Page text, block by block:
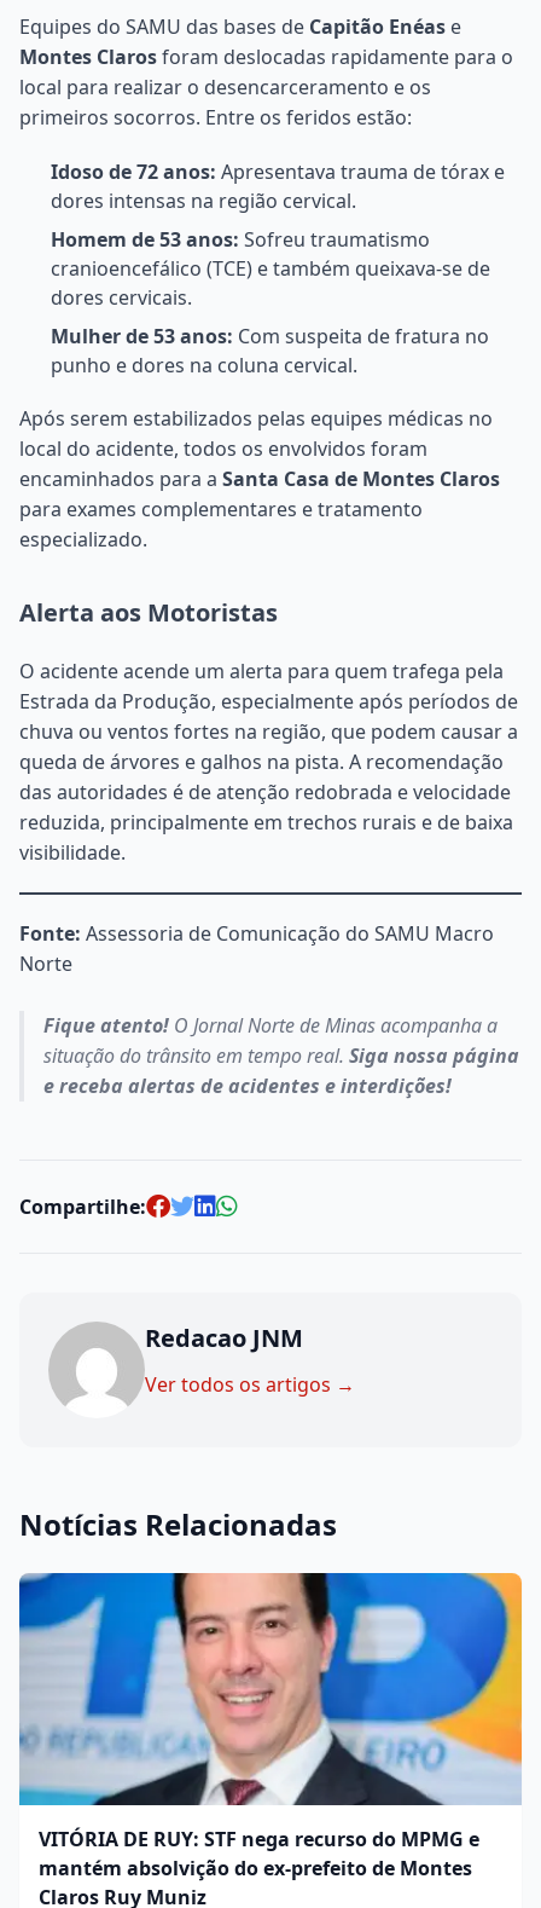
Equipes do SAMU das bases de Capitão Enéas e
Montes Clarosforam deslocadas rapidamente para o
local para realizar o desencarceramento e os
primeiros socorros. Entre os feridos estão:
Idoso de 72 anos: Apresentava trauma de tórax e
dores intensas na região cervical.
Homem de 53 anos: Sofreu traumatismo
cranioencefálico (TCE) e também queixava-se de
dores cervicais.
Mulher de 53 anos: Com suspeita de fratura no
punho e dores na coluna cervical.
Após serem estabilizados pelas equipes médicas no
local do acidente, todos os envolvidos foram
encaminhados para a Santa Casa de Montes Claros
para exames complementares e tratamento
especializado.
Alerta aos Motoristas
O acidente acende um alerta para quem trafega pela
Estrada da Produção, especialmente após períodos de
chuva ou ventos fortes na região, que podem causar a
queda de árvores e galhos na pista. A recomendação
das autoridades é de atenção redobrada e velocidade
reduzida, principalmente em trechos rurais e de baixa
visibilidade.
Fonte: Assessoria de Comunicação do SAMU Macro
Norte
Fique atento! O Jornal Norte de Minas acompanha a
situação do trânsito em tempo real. Siga nossa página
e receba alertas de acidentes e interdições!
Compartilhe:
Redacao JNM
Ver todos os artigos →
Notícias Relacionadas
VITÓRIA DE RUY: STF nega recurso do MPMG e
mantém absolvição do ex-prefeito de Montes
Claros Ruy Muniz